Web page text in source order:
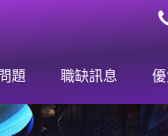
題 職缺訊息 優